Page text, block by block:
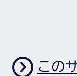
この